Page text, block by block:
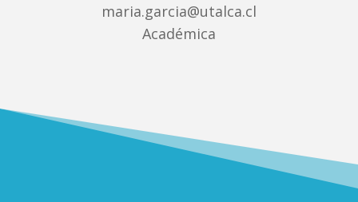
maria.garcia@utalca.cl
Académica